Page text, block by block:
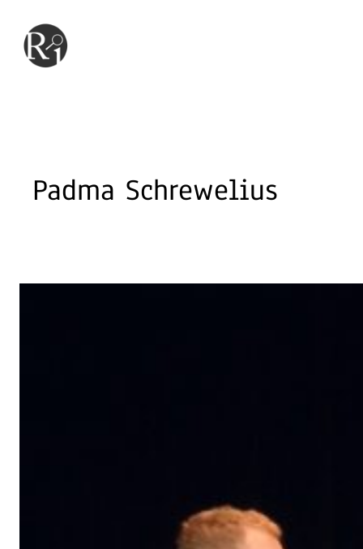
till
innehåll
Padma Schrewelius